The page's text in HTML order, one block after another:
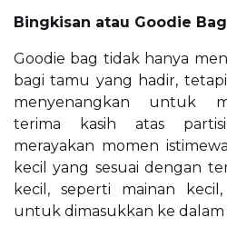
Bingkisan atau Goodie Bag
Goodie bag tidak hanya
bagi tamu yang hadir,
menyenangkan untuk
terima kasih atas
merayakan momen
kecil yang sesuai dengan
kecil, seperti mainan
untuk dimasukkan ke dalam